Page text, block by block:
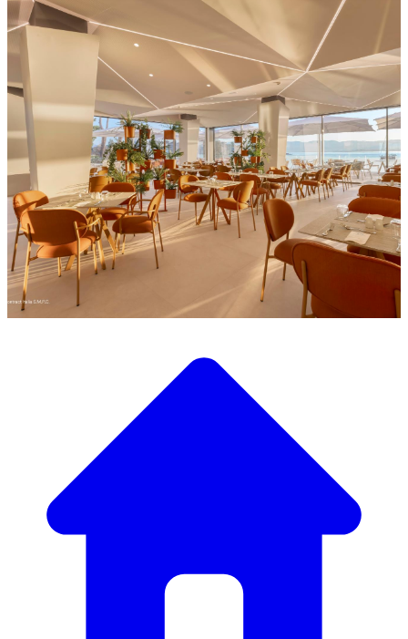
Entdecken Sie unsere große Auswahl an Designermöbeln
Unser Möbelkatalog
Von eleganten Tischen und Stühlen bis zu luxuriösen
Atmosphäre zu schaffen.